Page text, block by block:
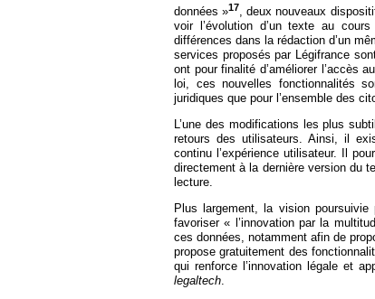
données »17, deux nouveaux
voir l’évolution d’un texte au
différences dans la rédaction d’un
services proposés par Légifrance
ont pour finalité d’améliorer l’accès
loi, ces nouvelles fonctionnalités
juridiques que pour l’ensemble des
L’une des modifications les plus
retours des utilisateurs. Ainsi, il
continu l’expérience utilisateur. Il
directement à la dernière version du
lecture.
Plus largement, la vision poursuivie
favoriser « l’innovation par la
ces données, notamment afin de
propose gratuitement des
qui renforce l’innovation légale et
legaltech.